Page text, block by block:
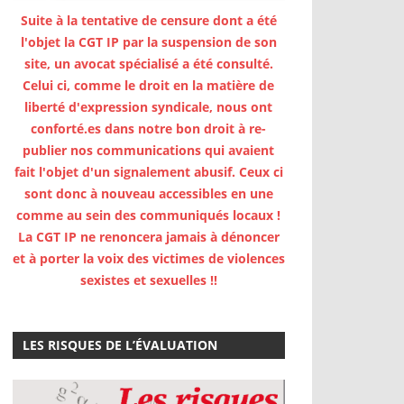
Suite à la tentative de censure dont a été
l'objet la CGT IP par la suspension de son
site, un avocat spécialisé a été consulté.
Celui ci, comme le droit en la matière de
liberté d'expression syndicale, nous ont
conforté.es dans notre bon droit à re-
publier nos communications qui avaient
fait l'objet d'un signalement abusif. Ceux ci
sont donc à nouveau accessibles en une
comme au sein des communiqués locaux !
La CGT IP ne renoncera jamais à dénoncer
et à porter la voix des victimes de violences
sexistes et sexuelles !!
LES RISQUES DE L’ÉVALUATION